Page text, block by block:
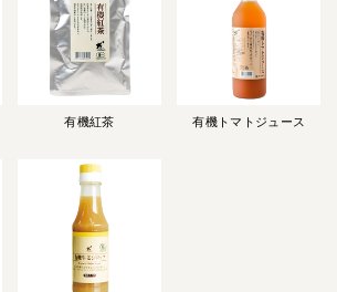
有機紅茶 有機トマトジュース